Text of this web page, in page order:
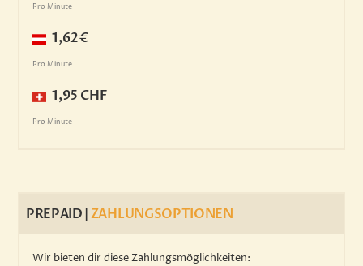
Pro Minute
1,62€
Pro Minute
1,95 CHF
Pro Minute
PREPAID |ZAHLUNGSOPTIONEN
Wir bieten dir diese Zahlungsmöglichkeiten: